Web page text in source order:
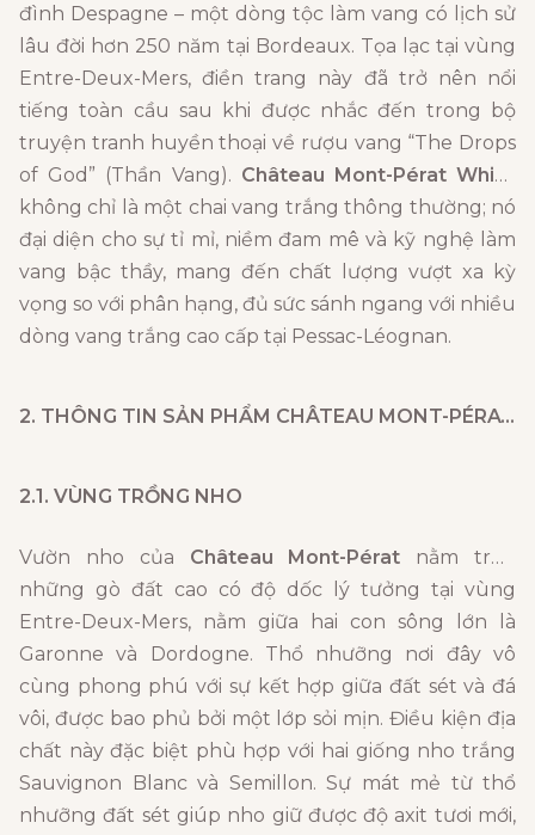
đình Despagne – một dòng tộc làm vang có lịch sử
lâu đời hơn 250 năm tại Bordeaux. Tọa lạc tại vùng
Entre-Deux-Mers, điền trang này đã trở nên nổi
tiếng toàn cầu sau khi được nhắc đến trong bộ
truyện tranh huyền thoại về rượu vang “The Drops
of God” (Thần Vang). Château Mont-Pérat White
không chỉ là một chai vang trắng thông thường; nó
đại diện cho sự tỉ mỉ, niềm đam mê và kỹ nghệ làm
vang bậc thầy, mang đến chất lượng vượt xa kỳ
vọng so với phân hạng, đủ sức sánh ngang với nhiều
dòng vang trắng cao cấp tại Pessac-Léognan.
2. THÔNG TIN SẢN PHẨM CHÂTEAU MONT-PÉRAT WHITE
2.1. VÙNG TRỒNG NHO
Vườn nho của Château Mont-Pérat nằm trên
những gò đất cao có độ dốc lý tưởng tại vùng
Entre-Deux-Mers, nằm giữa hai con sông lớn là
Garonne và Dordogne. Thổ nhưỡng nơi đây vô
cùng phong phú với sự kết hợp giữa đất sét và đá
vôi, được bao phủ bởi một lớp sỏi mịn. Điều kiện địa
chất này đặc biệt phù hợp với hai giống nho trắng
Sauvignon Blanc và Semillon. Sự mát mẻ từ thổ
nhưỡng đất sét giúp nho giữ được độ axit tươi mới,